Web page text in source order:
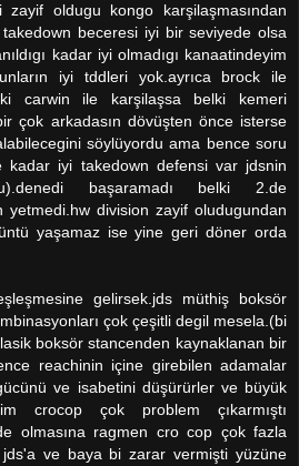
zayif oldugu kongo karşilaşmasından
beceresi iyi bir seviyede olsa
kadar iyi olmadıgı kanaatindeyim
iyi tddleri yok.ayrıca brock ile
carwin ile karşilaşsa belki kemeri
çok arkadasın dövüşten önce isterse
söylüyordu ama bence soru
kadar iyi takedown defensi var jdsnin
başaramadı belki 2.de
yetmedi.hw division zayif oludugundan
yaşamaz ise yine geri döner orda
gelirsek.jds müthiş boksör
çok çeşitli degil mesela.(bi
boksör stancenden kaynaklanan bir
reachinin içine girebilen adamalar
ve isabetini düşürürler ve büyük
crocop çok problem çıkarmıştı
olmasına ragmen cro cop çok fazla
jds'a ve baya bi zarar vermişti yüzüne